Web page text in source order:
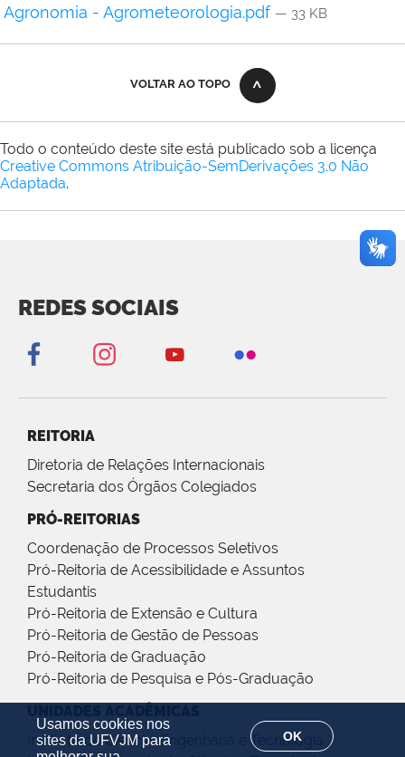
Usamos cookies nos
sites da UFVJM para
OK
Agronomia - Agrometeorologia.pdf — 33 KB
VOLTAR AO TOPO
Todo o conteúdo deste site está publicado sob a licença
Creative Commons Atribuição-SemDerivações 3.0 Não
Adaptada.
REDES SOCIAIS
REITORIA
Diretoria de Relações Internacionais
Secretaria dos Órgãos Colegiados
PRÓ-REITORIAS
Coordenação de Processos Seletivos
Pró-Reitoria de Acessibilidade e Assuntos
Estudantis
Pró-Reitoria de Extensão e Cultura
Pró-Reitoria de Gestão de Pessoas
Pró-Reitoria de Graduação
Pró-Reitoria de Pesquisa e Pós-Graduação
Instituto de Ciência, Engenharia e Tecnologia